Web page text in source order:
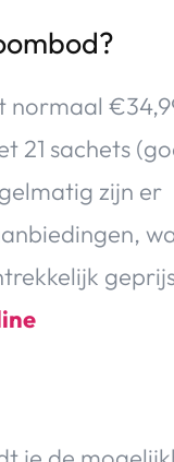
normaal
21 sachets
zijn er